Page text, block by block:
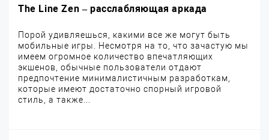
The Line Zen – расслабляющая аркада
Порой удивляешься, какими все же могут быть
мобильные игры. Несмотря на то, что зачастую мы
имеем огромное количество впечатляющих
экшенов, обычные пользователи отдают
предпочтение минималистичным разработкам,
которые имеют достаточно спорный игровой
стиль, а также...